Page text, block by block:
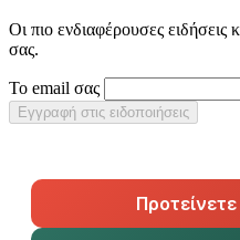
Οι πιο ενδιαφέρουσες ειδήσεις
σας.
Το email σας
Εγγραφή στις ειδοποιήσεις